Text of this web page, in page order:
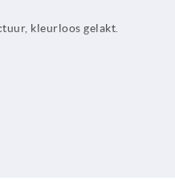
kleurloos gelakt.